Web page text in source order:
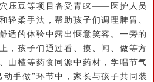
压豆等项目备受青睐——医护人员
轻柔手法，帮助孩子们调理脾胃、
适的体验中露出惬意笑容。一旁的
，孩子们通过看、摸、闻、做等方
山楂等药食同源中药材，学唱节气
手做”环节中，家长与孩子共同装